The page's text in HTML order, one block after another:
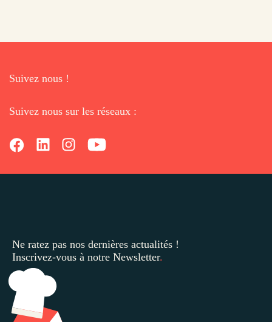
Suivez nous !
Suivez nous sur les réseaux :
Ne ratez pas nos dernières actualités !
Inscrivez-vous à notre Newsletter.